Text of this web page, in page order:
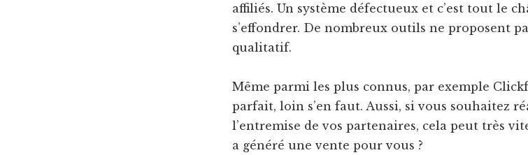
affiliés. Un système défectueux et c’est tout le
s’effondrer. De nombreux outils ne proposent
qualitatif.
Même parmi les plus connus, par exemple
parfait, loin s’en faut. Aussi, si vous souhaitez
l’entremise de vos partenaires, cela peut très
a généré une vente pour vous ?